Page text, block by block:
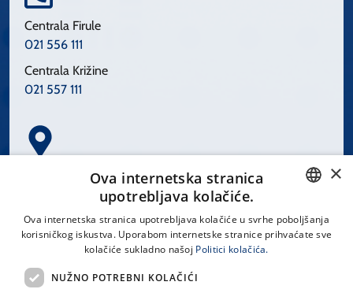
Centrala Firule
021 556 111
Centrala Križine
021 557 111
Spinčićeva 1, 21000 Split
CROATIAN
×
Ova internetska stranica
upotrebljava kolačiće.
Ova internetska stranica upotrebljava kolačiće u svrhe poboljšanja
korisničkog iskustva. Uporabom internetske stranice prihvaćate sve
kolačiće sukladno našoj Politici kolačića.
NUŽNO POTREBNI KOLAČIĆI